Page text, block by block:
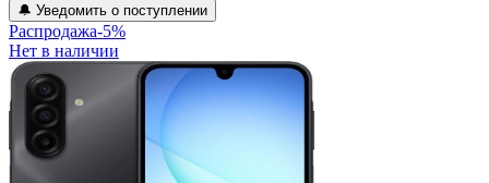
🔔 Уведомить о поступлении
Распродажа-5%
Нет в наличии